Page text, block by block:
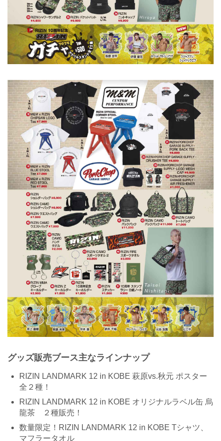
グッズ販売ブース主なラインナップ
RIZIN LANDMARK 12 in KOBE 萩原vs.秋元 ポスター
全２種！
RIZIN LANDMARK 12 in KOBE オリジナルラベル缶 烏
龍茶 ２種販売！
数量限定！RIZIN LANDMARK 12 in KOBE Tシャツ、
マフラータオル